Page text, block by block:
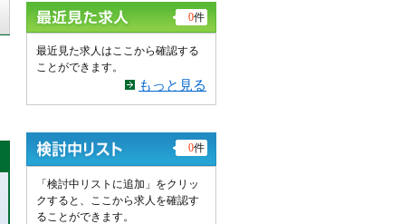
0件
最近見た求人はここから確認する
ことができます。
もっと見る
0件
「検討中リストに追加」をクリッ
クすると、ここから求人を確認す
ることができます。